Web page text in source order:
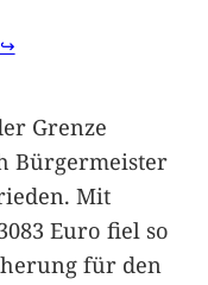
Grenze
Bürgermeister
Mit
Euro fiel so
für den